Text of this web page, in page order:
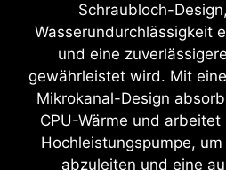
Schraubloch-
Wasserundurchlässigkeit
und eine
gewährleistet wird. Mit
Mikrokanal-Design
CPU-Wärme und
Hochleistungspumpe,
abzuleiten und eine